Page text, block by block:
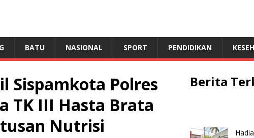
BATU NASIONAL SPORT PENDIDIKAN
Sispamkota Polres
TK III Hasta Brata
Nutrisi
Berita